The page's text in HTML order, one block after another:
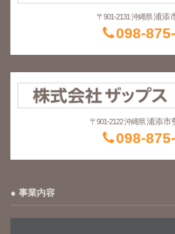
〒901-2131 沖縄県 浦添
098-
〒901-2122 沖縄県浦添市
098-
事業内容